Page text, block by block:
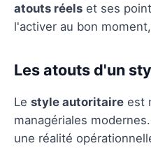
atouts réels et ses
l'activer au bon
Les atouts d'un
Le style autoritaire est
managériales
une réalité